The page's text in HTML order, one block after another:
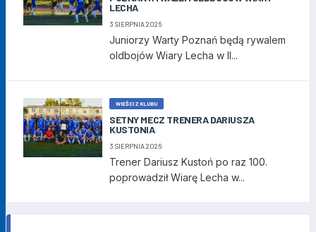
LECHA
3 SIERPNIA 2026
Juniorzy Warty Poznań będą rywalem
oldbojów Wiary Lecha w II...
WIEŚCI Z KLUBU
SETNY MECZ TRENERA DARIUSZA
KUSTONIA
3 SIERPNIA 2026
Trener Dariusz Kustoń po raz 100.
poprowadził Wiarę Lecha w...